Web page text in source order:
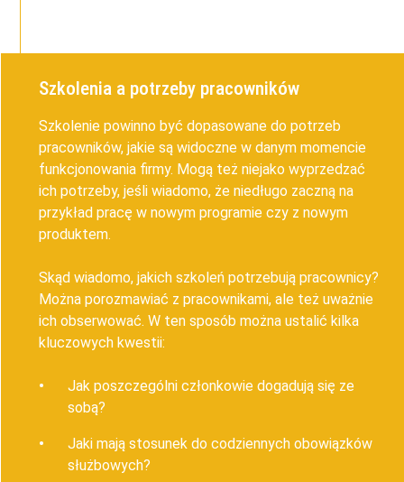
Szkolenia a potrzeby pracowników
Szkolenie powinno być dopasowane do potrzeb
pracowników, jakie są widoczne w danym momencie
funkcjonowania firmy. Mogą też niejako wyprzedzać
ich potrzeby, jeśli wiadomo, że niedługo zaczną na
przykład pracę w nowym programie czy z nowym
produktem.
Skąd wiadomo, jakich szkoleń potrzebują pracownicy?
Można porozmawiać z pracownikami, ale też uważnie
ich obserwować. W ten sposób można ustalić kilka
kluczowych kwestii:
Jak poszczególni członkowie dogadują się ze
sobą?
Jaki mają stosunek do codziennych obowiązków
służbowych?